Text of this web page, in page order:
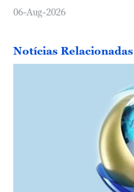
06-Aug-2026
Notícias Relacionadas